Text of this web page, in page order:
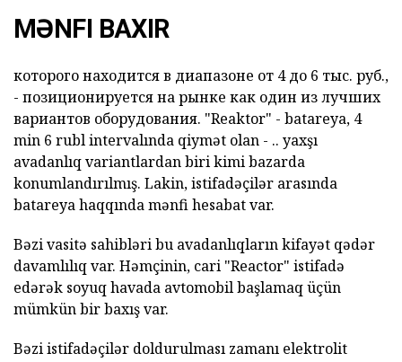
MƏNFI BAXIR
которого находится в диапазоне от 4 до 6 тыс. руб.,
- позиционируется на рынке как один из лучших
вариантов оборудования. "Reaktor" - batareya, 4
min 6 rubl intervalında qiymət olan - .. yaxşı
avadanlıq variantlardan biri kimi bazarda
konumlandırılmış. Lakin, istifadəçilər arasında
batareya haqqında mənfi hesabat var.
Bəzi vasitə sahibləri bu avadanlıqların kifayət qədər
davamlılıq var. Həmçinin, cari "Reactor" istifadə
edərək soyuq havada avtomobil başlamaq üçün
mümkün bir baxış var.
Bəzi istifadəçilər doldurulması zamanı elektrolit